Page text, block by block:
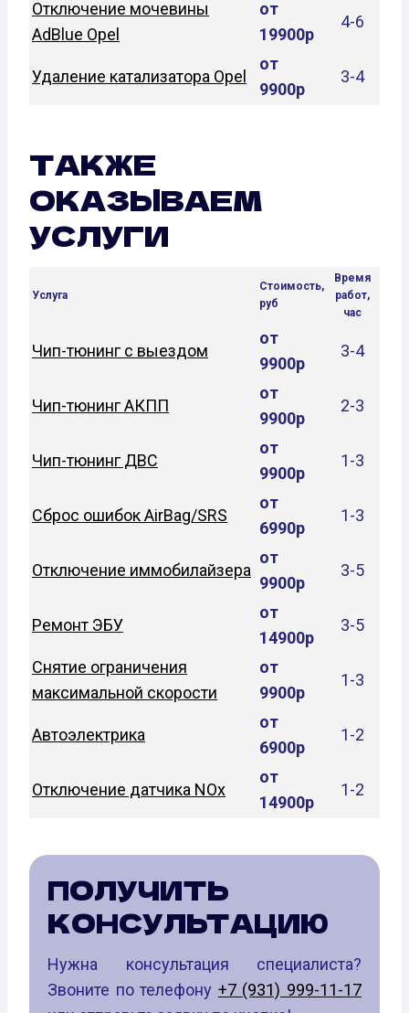
Отключение мочевины
AdBlue Opel
от
19900р
4-6
Удаление катализатора Opel
от
9900р
3-4
ТАКЖЕ
ОКАЗЫВАЕМ
УСЛУГИ
Услуга
Стоимость,
руб
Время
работ,
час
Чип-тюнинг с выездом
от
9900р
3-4
Чип-тюнинг АКПП
от
9900р
2-3
Чип-тюнинг ДВС
от
9900р
1-3
Сброс ошибок AirBag/SRS
от
6990р
1-3
Отключение иммобилайзера
от
9900р
3-5
Ремонт ЭБУ
от
14900р
3-5
Снятие ограничения
максимальной скорости
от
9900р
1-3
Автоэлектрика
от
6900р
1-2
Отключение датчика NOx
от
14900р
1-2
ПОЛУЧИТЬ
КОНСУЛЬТАЦИЮ
Нужна консультация специалиста?
Звоните по телефону +7 (931) 999-11-17